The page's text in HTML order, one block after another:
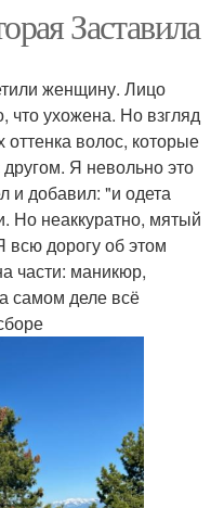
Заставила
женщину. Лицо
что ухожена. Но взгляд
оттенка волос, которые
Я невольно это
и добавил: "и одета
Но неаккуратно, мятый
всю дорогу об этом
части: маникюр,
самом деле всё